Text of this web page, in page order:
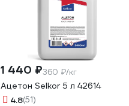
1 440 ₽360 ₽/кг
Ацетон Selkor 5 л 42614
4.8(51)